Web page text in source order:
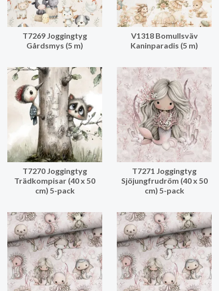
T7269 Joggingtyg
Gårdsmys (5 m)
V1318 Bomullsväv
Kaninparadis (5 m)
T7270 Joggingtyg
Trädkompisar (40 x 50
cm) 5-pack
T7271 Joggingtyg
Sjöjungfrudröm (40 x 50
cm) 5-pack